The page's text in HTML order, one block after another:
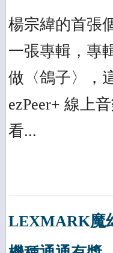
楊宗緯的首張
一張專輯，專
做〈鴿子〉，
ezPeer+ 線上
看...
LEXMARK魔